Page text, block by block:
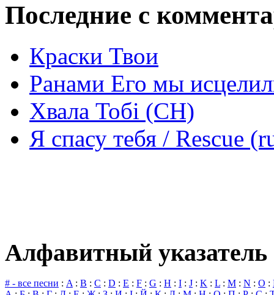
Последние с
Краски Твои
Ранами Его мы
Хвала Тобі (СН)
Я спасу тебя / Rescue
Алфавитный указатель
# - все песни : A: B : C : D : E : F : G : H : I : J : K : L : M : N : O :